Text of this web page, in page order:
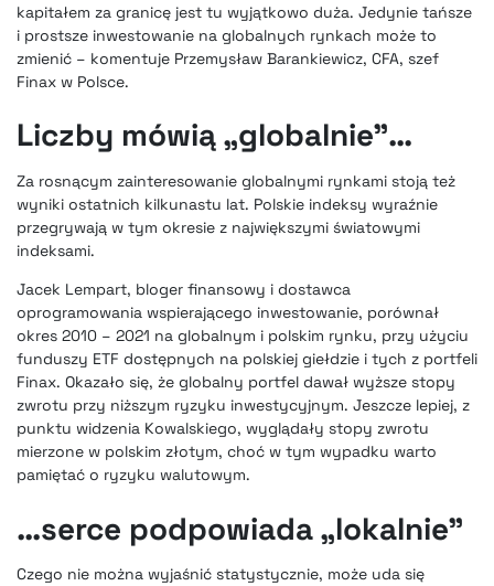
kapitałem za granicę jest tu wyjątkowo duża. Jedynie tańsze
i prostsze inwestowanie na globalnych rynkach może to
zmienić – komentuje Przemysław Barankiewicz, CFA, szef
Finax w Polsce.
Liczby mówią „globalnie”…
Za rosnącym zainteresowanie globalnymi rynkami stoją też
wyniki ostatnich kilkunastu lat. Polskie indeksy wyraźnie
przegrywają w tym okresie z największymi światowymi
indeksami.
Jacek Lempart, bloger finansowy i dostawca
oprogramowania wspierającego inwestowanie, porównał
okres 2010 – 2021 na globalnym i polskim rynku, przy użyciu
funduszy ETF dostępnych na polskiej giełdzie i tych z portfeli
Finax. Okazało się, że globalny portfel dawał wyższe stopy
zwrotu przy niższym ryzyku inwestycyjnym. Jeszcze lepiej, z
punktu widzenia Kowalskiego, wyglądały stopy zwrotu
mierzone w polskim złotym, choć w tym wypadku warto
pamiętać o ryzyku walutowym.
…serce podpowiada „lokalnie”
Czego nie można wyjaśnić statystycznie, może uda się